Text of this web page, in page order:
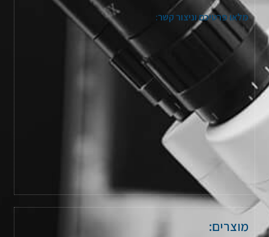
מלאו פרטיכם וניצור קשר:
מוצרים: